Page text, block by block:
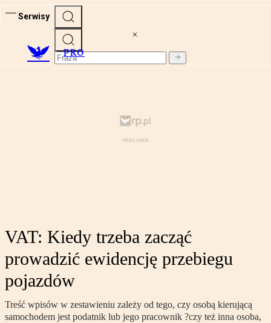
Serwisy
PRO
VAT: Kiedy trzeba zacząć
prowadzić ewidencję przebiegu
pojazdów
Treść wpisów w zestawieniu zależy od tego, czy osobą kierującą
samochodem jest podatnik lub jego pracownik ?czy też inna osoba,